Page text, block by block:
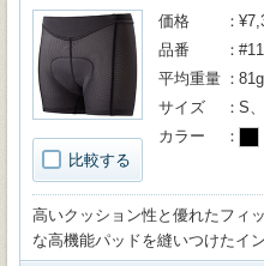
比較する
価格
品番
平均重量
81g
サイズ
S
カラー
高いクッション性と優れたフィ
な高機能パッドを縫いつけたイ